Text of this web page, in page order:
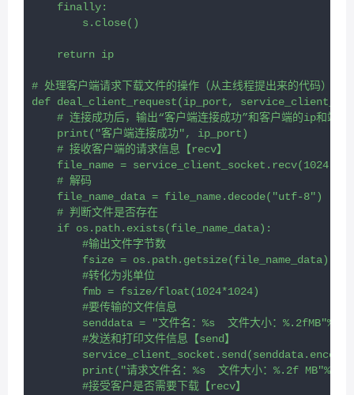
    finally:
        s.close()
    return ip
# 处理客户端请求下载文件的操作（从主线程提出来的代码）
def deal_client_request(ip_port,
    # 连接成功后，输出“客户端连接成功”和客户端的ip和端口
    print("客户端连接成功", ip_port)
    # 接收客户端的请求信息【recv】
    file_name = service_client_socket.recv(1024)
    # 解码
    file_name_data = file_name.decode("utf-8")
    # 判断文件是否存在
    if os.path.exists(file_name_data):
        #输出文件字节数
        fsize = os.path.getsize(file_name_data)
        #转化为兆单位
        fmb = fsize/float(1024*1024)
        #要传输的文件信息
senddata = "文件名：%s  文件大小：
        #发送和打印文件信息【send】
print("请求文件名：%s  文件大小：%.2f
        #接受客户是否需要下载【recv】